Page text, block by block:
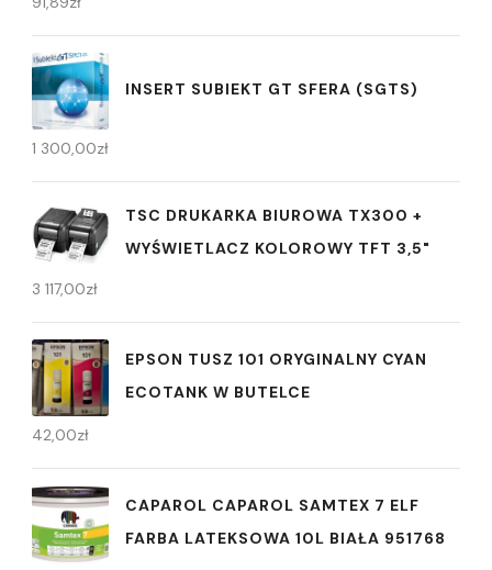
INSERT SUBIEKT GT SFERA (SGTS)
1 300,00zł
TSC DRUKARKA BIUROWA TX300 +
WYŚWIETLACZ KOLOROWY TFT 3,5"
3 117,00zł
EPSON TUSZ 101 ORYGINALNY CYAN
ECOTANK W BUTELCE
42,00zł
CAPAROL CAPAROL SAMTEX 7 ELF
FARBA LATEKSOWA 10L BIAŁA 951768